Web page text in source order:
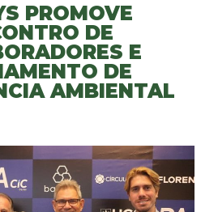
PROMOVE
DE
E
DE
AMBIENTAL